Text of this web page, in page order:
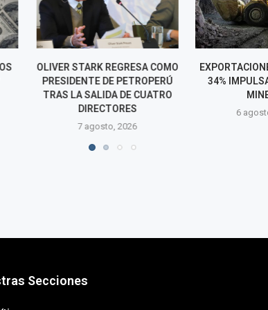
EXPORTACIONES CRECIERON
34% IMPULSADAS POR LA
MINERÍA
6 agosto, 2026
HISTÓRICO Y
US$ 54 MIL
Secciones